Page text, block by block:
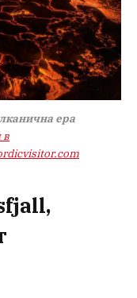
ера
в